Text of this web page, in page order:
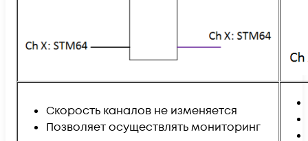
Скорость каналов не изменяется
Позволяет осуществлять мониторинг